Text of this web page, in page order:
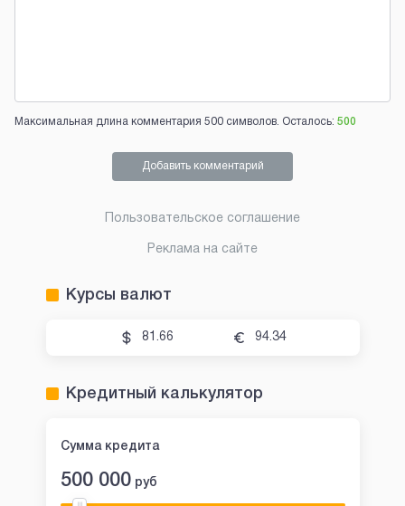
Максимальная длина комментария 500 символов. Осталось: 500
Добавить комментарий
Пользовательское соглашение
Реклама на сайте
Курсы валют
81.66 94.34
Кредитный калькулятор
Сумма кредита
500 000 руб